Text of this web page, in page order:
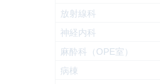
放射線科
神経内科
麻酔科（OPE室）
病棟